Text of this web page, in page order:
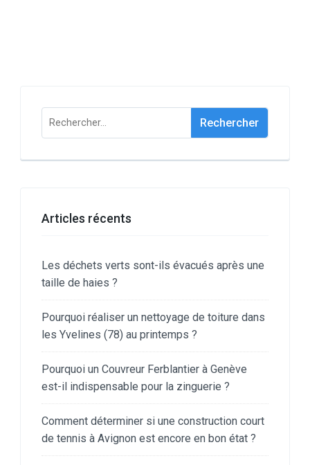
Rechercher :
Articles récents
Les déchets verts sont-ils évacués après une
taille de haies ?
Pourquoi réaliser un nettoyage de toiture dans
les Yvelines (78) au printemps ?
Pourquoi un Couvreur Ferblantier à Genève
est-il indispensable pour la zinguerie ?
Comment déterminer si une construction court
de tennis à Avignon est encore en bon état ?